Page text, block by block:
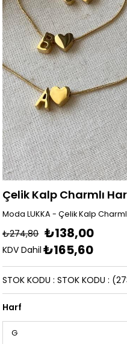
Çelik Kalp Charmlı
Moda LUKKA - Çelik Kalp
₺274,80 ₺138,00
KDV Dahil ₺165,60
STOK KODU STOK KODU
Harf